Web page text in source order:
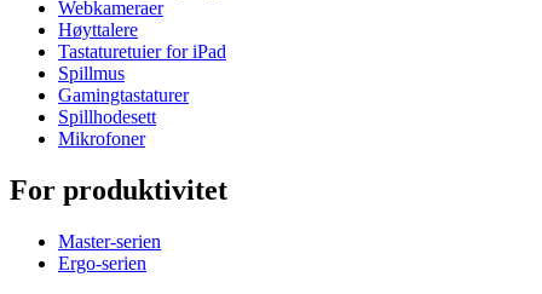
Webkameraer
Høyttalere
Tastaturetuier for iPad
Spillmus
Gamingtastaturer
Spillhodesett
Mikrofoner
For produktivitet
Master-serien
Ergo-serien